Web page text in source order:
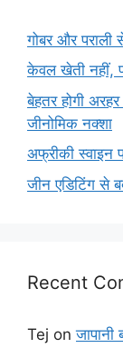
गोबर और पराली
केवल खेती नहीं,
बेहतर होगी
जीनोमिक नक्शा
अफ्रीकी स्वाइन
जीन एडिटिंग से
Recent
Tej on